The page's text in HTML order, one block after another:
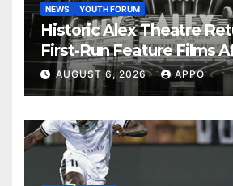
NEWS YOUTH FORUM
Historic Alex Theatre
First-Run Feature Films
Years
AUGUST 6, 2026 APPO